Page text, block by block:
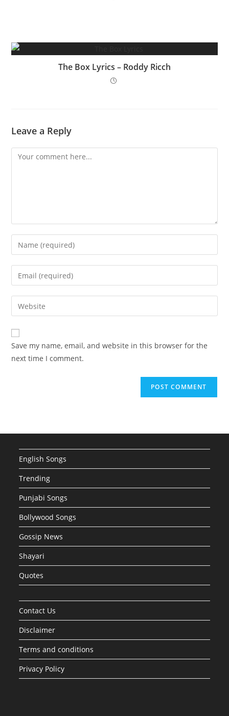
The Box Lyrics – Roddy Ricch
Leave a Reply
Comment
Enter
your
name
comment
Enter
your
email
address
comment
Enter
your
website
URL
(optional)
Save my name, email, and website in this browser for the
next time I comment.
English Songs
Trending
Punjabi Songs
Bollywood Songs
Gossip News
Shayari
Quotes
Contact Us
Disclaimer
Terms and conditions
Privacy Policy